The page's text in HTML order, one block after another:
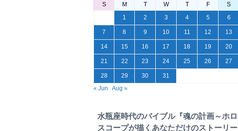
S M T W T F
S
1
2 3 4 5 6
7 8 9 10 11 12 13
14 15 16 17 18 19 20
21 22 23 24 25 26 27
28 29 30
31
« Jun
Aug »
水瓶座時代のバイブル『魂の計画～ホロ
スコープが描くあなただけのストーリー